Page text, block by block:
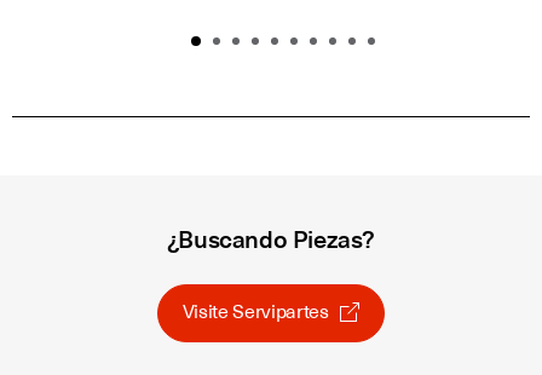
¿Buscando Piezas?
Visite Servipartes